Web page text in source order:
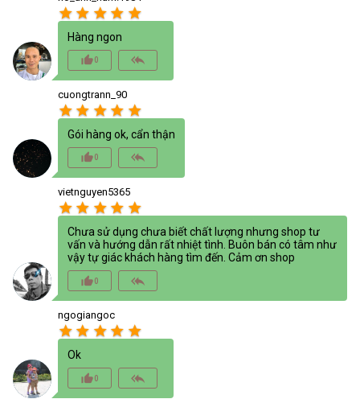
star star star star star
Hàng ngon
thumb_up_alt0 reply_all
cuongtrann_90
star star star star star
Gói hàng ok, cẩn thận
thumb_up_alt0 reply_all
vietnguyen5365
star star star star star
Chưa sử dụng chưa biết chất lượng nhưng shop tư
vấn và hướng dẫn rất nhiệt tình. Buôn bán có tâm như
vậy tự giác khách hàng tìm đến. Cảm ơn shop
thumb_up_alt0 reply_all
ngogiangoc
star star star star star
Ok
thumb_up_alt0 reply_all